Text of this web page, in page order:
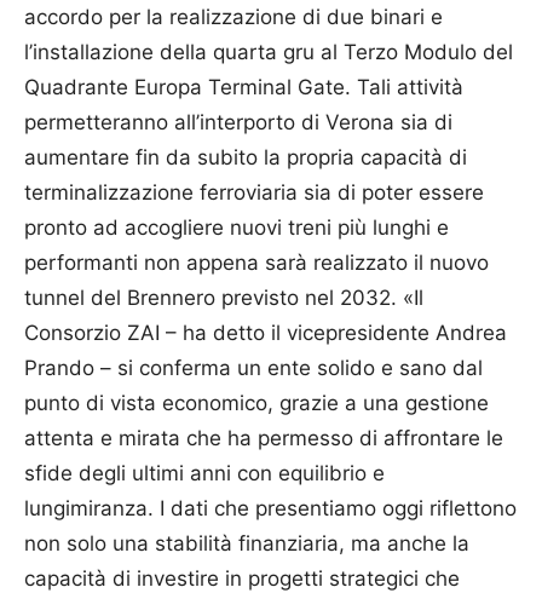
accordo per la realizzazione di due binari e
l’installazione della quarta gru al Terzo Modulo del
Quadrante Europa Terminal Gate. Tali attività
permetteranno all’interporto di Verona sia di
aumentare fin da subito la propria capacità di
terminalizzazione ferroviaria sia di poter essere
pronto ad accogliere nuovi treni più lunghi e
performanti non appena sarà realizzato il nuovo
tunnel del Brennero previsto nel 2032. «Il
Consorzio ZAI – ha detto il vicepresidente Andrea
Prando – si conferma un ente solido e sano dal
punto di vista economico, grazie a una gestione
attenta e mirata che ha permesso di affrontare le
sfide degli ultimi anni con equilibrio e
lungimiranza. I dati che presentiamo oggi riflettono
non solo una stabilità finanziaria, ma anche la
capacità di investire in progetti strategici che